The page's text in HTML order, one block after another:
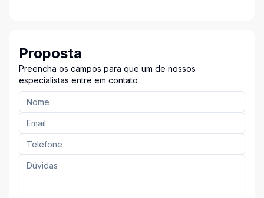
Proposta
Preencha os campos para que um de nossos
especialistas entre em contato